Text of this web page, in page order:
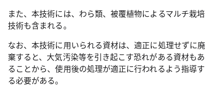
また、本技術には、わら類、被覆植物によるマルチ栽培
技術も含まれる。
なお、本技術に用いられる資材は、適正に処理せずに廃
棄すると、大気汚染等を引き起こす恐れがある資材もあ
ることから、使用後の処理が適正に行われるよう指導す
る必要がある。